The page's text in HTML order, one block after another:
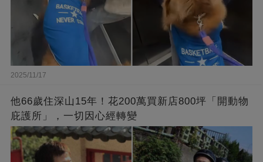
2025/11/17
他66歲住深山15年！花200萬買新店800坪「開動物
庇護所」，一切因心經轉變